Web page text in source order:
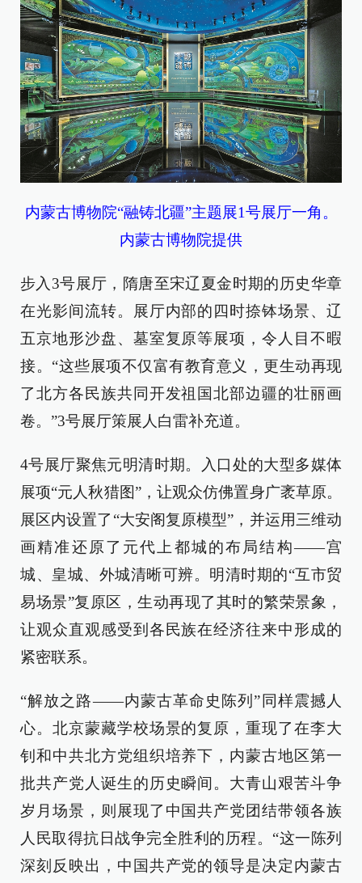
内蒙古博物院“融铸北疆”主题展1号展厅一角。
内蒙古博物院提供
步入3号展厅，隋唐至宋辽夏金时期的历史华章
在光影间流转。展厅内部的四时捺钵场景、辽
五京地形沙盘、墓室复原等展项，令人目不暇
接。“这些展项不仅富有教育意义，更生动再现
了北方各民族共同开发祖国北部边疆的壮丽画
卷。”3号展厅策展人白雷补充道。
4号展厅聚焦元明清时期。入口处的大型多媒体
展项“元人秋猎图”，让观众仿佛置身广袤草原。
展区内设置了“大安阁复原模型”，并运用三维动
画精准还原了元代上都城的布局结构——宫
城、皇城、外城清晰可辨。明清时期的“互市贸
易场景”复原区，生动再现了其时的繁荣景象，
让观众直观感受到各民族在经济往来中形成的
紧密联系。
“解放之路——内蒙古革命史陈列”同样震撼人
心。北京蒙藏学校场景的复原，重现了在李大
钊和中共北方党组织培养下，内蒙古地区第一
批共产党人诞生的历史瞬间。大青山艰苦斗争
岁月场景，则展现了中国共产党团结带领各族
人民取得抗日战争完全胜利的历程。“这一陈列
深刻反映出，中国共产党的领导是决定内蒙古